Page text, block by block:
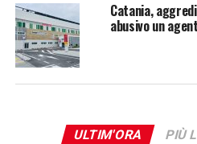
Catania,
abusivo un
ULTIM'ORA PIÙ